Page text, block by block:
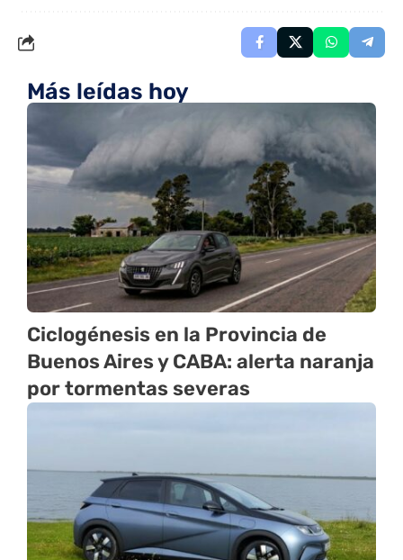
Más leídas hoy
Ciclogénesis en la Provincia de
Buenos Aires y CABA: alerta naranja
por tormentas severas